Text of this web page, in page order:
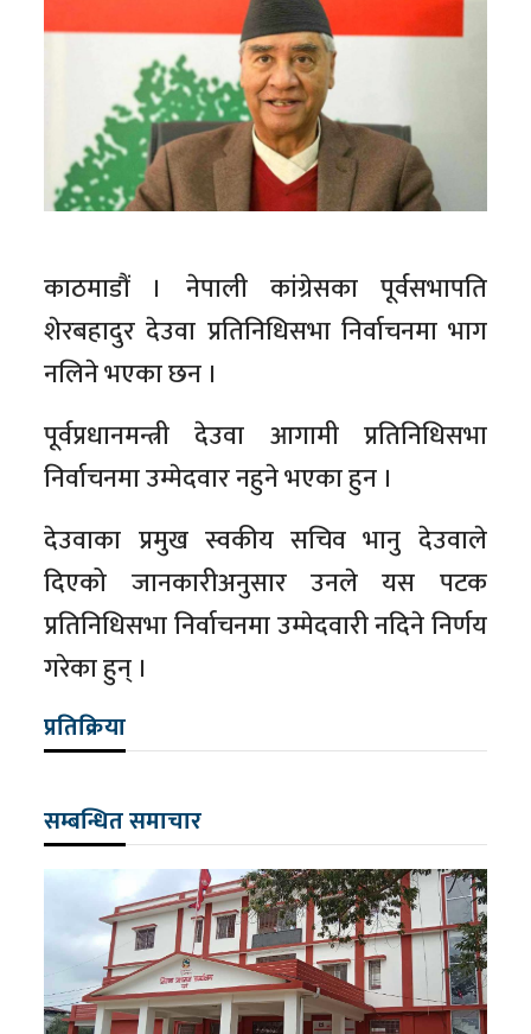
काठमाडौं । नेपाली कांग्रेसका पूर्वसभापति
शेरबहादुर देउवा प्रतिनिधिसभा निर्वाचनमा भाग
नलिने भएका छन ।
पूर्वप्रधानमन्त्री देउवा आगामी प्रतिनिधिसभा
निर्वाचनमा उम्मेदवार नहुने भएका हुन ।
देउवाका प्रमुख स्वकीय सचिव भानु देउवाले
दिएको जानकारीअनुसार उनले यस पटक
प्रतिनिधिसभा निर्वाचनमा उम्मेदवारी नदिने निर्णय
गरेका हुन् ।
प्रतिक्रिया
सम्बन्धित समाचार